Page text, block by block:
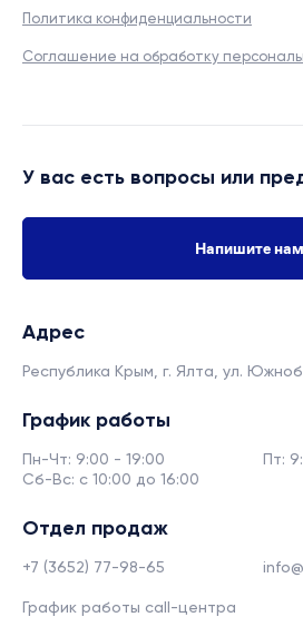
Политика конфиденциальности
Соглашение на обработку
У вас есть вопросы или
Напишите нам
Адрес
Республика Крым, г. Ялта, ул.
График работы
Пн-Чт: 9:00 - 19:00
Пт:
Сб-Вс: с 10:00 до 16:00
Отдел продаж
+7 (3652) 77-98-65
График работы call-центра